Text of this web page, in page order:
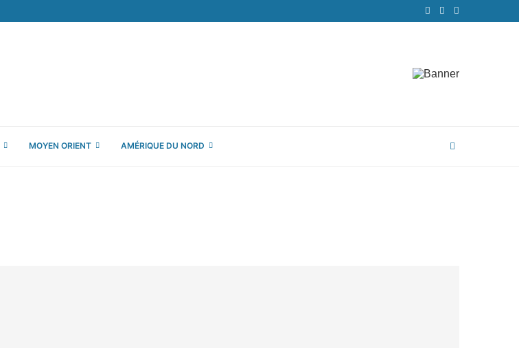
MOYEN ORIENT AMÉRIQUE DU NORD